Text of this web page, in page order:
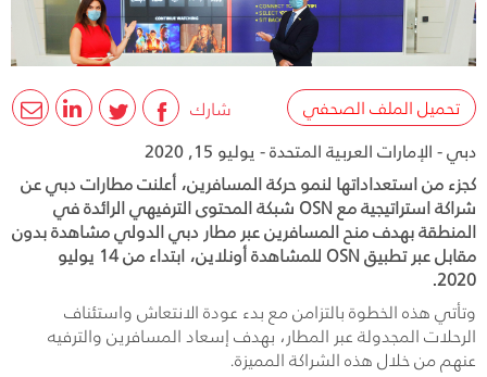
شارك
تحميل الملف الصحفي
دبي - الإمارات العربية المتحدة - يوليو 15, 2020
كجزء من استعداداتها لنمو حركة المسافرين، أعلنت مطارات دبي عن
شراكة استراتيجية مع OSN شبكة المحتوى الترفيهي الرائدة في
المنطقة بهدف منح المسافرين عبر مطار دبي الدولي مشاهدة بدون
مقابل عبر تطبيق OSN للمشاهدة أونلاين، ابتداء من 14 يوليو
2020.
وتأتي هذه الخطوة بالتزامن مع بدء عودة الانتعاش واستئناف
الرحلات المجدولة عبر المطار، بهدف إسعاد المسافرين والترفيه
عنهم من خلال هذه الشراكة المميزة.